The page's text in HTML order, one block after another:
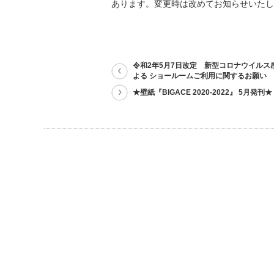
あります。変更時は改めてお知らせいたし
令和2年5月7日改定 新型コロナウイルス
よる ショールームご利用に関するお願い
★壁紙『BIGACE 2020-2022』 5月発刊★